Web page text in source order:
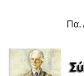
Πα.